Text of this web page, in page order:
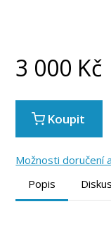
3 000 Kč
Koupit
Možnosti doručení
Popis